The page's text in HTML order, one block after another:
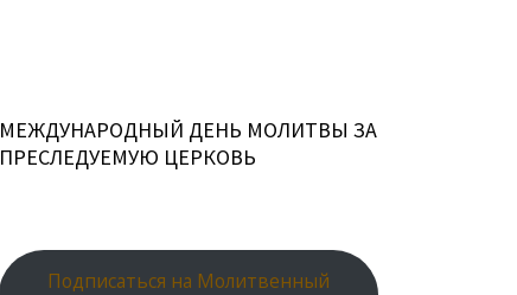
МЕЖДУНАРОДНЫЙ ДЕНЬ МОЛИТВЫ ЗА
ПРЕСЛЕДУЕМУЮ ЦЕРКОВЬ
Подписаться на Молитвенный